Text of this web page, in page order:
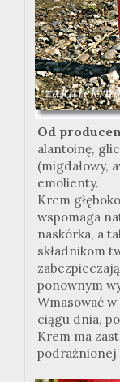
Od
alantoinę,
(migdałowy,
emolienty.
Krem
wspomaga
naskórka, a
składnikom
ponownym
Wmasować
ciągu dnia,
Krem ma
podrażnionej